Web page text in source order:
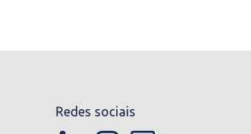
Redes sociais